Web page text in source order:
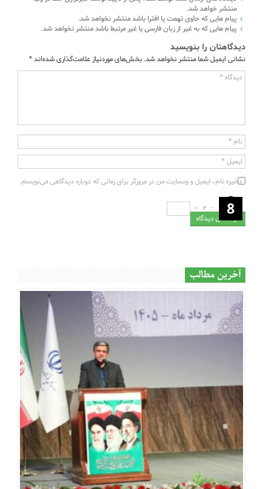
منتشر خواهد شد.
پیام هایی که حاوی تهمت یا افترا باشد منتشر نخواهد شد.
پیام هایی که به غیر از زبان فارسی یا غیر مرتبط باشد منتشر نخواهد شد.
دیدگاهتان را بنویسید
نشانی ایمیل شما منتشر نخواهد شد. بخش‌های موردنیاز علامت‌گذاری شده‌اند*
دیدگاه *
نام *
ایمیل *
ذخیره نام، ایمیل و وبسایت من در مرورگر برای زمانی که دوباره دیدگاهی می‌نویسم.
−
2
=
آخرین مطالب